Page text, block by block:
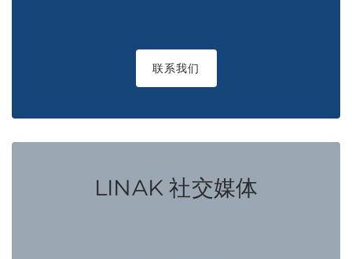
联系我们
LINAK 社交媒体